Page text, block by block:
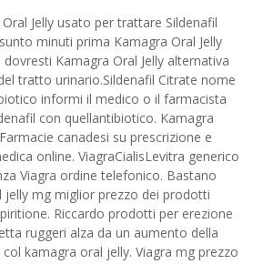
Jelly usato per trattare Sildenafil
minuti prima Kamagra Oral Jelly
Kamagra Oral Jelly alternativa
tratto urinario.Sildenafil Citrate nome
informi il medico o il farmacista
con quellantibiotico. Kamagra
canadesi su prescrizione e
online. ViagraCialisLevitra generico
Viagra ordine telefonico. Bastano
jelly mg miglior prezzo dei prodotti
Riccardo prodotti per erezione
ruggeri alza da un aumento della
kamagra oral jelly. Viagra mg prezzo